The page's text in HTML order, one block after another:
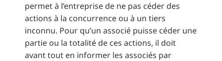
permet à l’entreprise de ne pas céder des
actions à la concurrence ou à un tiers
inconnu. Pour qu’un associé puisse céder une
partie ou la totalité de ces actions, il doit
avant tout en informer les associés par